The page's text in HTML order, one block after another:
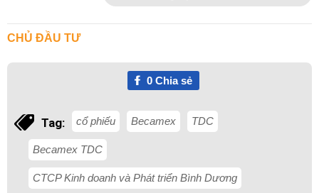
CHỦ ĐẦU TƯ
0Chia sẻ
Tag: cổ phiếu Becamex TDC
Becamex TDC
CTCP Kinh doanh và Phát triển Bình Dương